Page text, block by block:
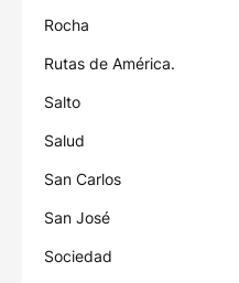
Rocha
Rutas de América.
Salto
Salud
San Carlos
San José
Sociedad